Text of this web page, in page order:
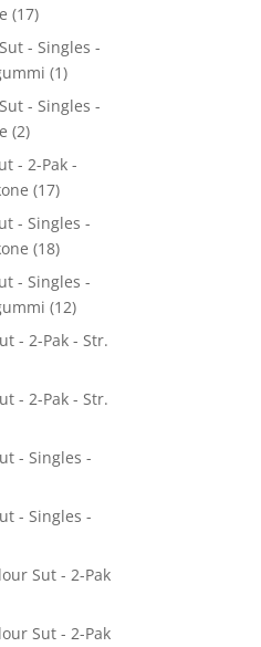
(17)
- Singles -
(1)
- Singles -
(2)
- 2-Pak -
(17)
- Singles -
(18)
- Singles -
(12)
- 2-Pak - Str.
- 2-Pak - Str.
- Singles -
- Singles -
Sut - 2-Pak
Sut - 2-Pak